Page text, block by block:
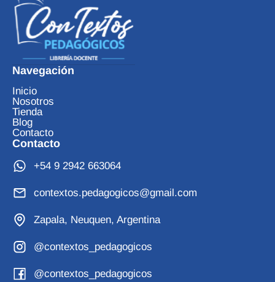
Navegación
Inicio
Nosotros
Tienda
Blog
Contacto
Contacto
+54 9 2942 663064
contextos.pedagogicos@gmail.com
Zapala, Neuquen, Argentina
@contextos_pedagogicos
@contextos_pedagogicos